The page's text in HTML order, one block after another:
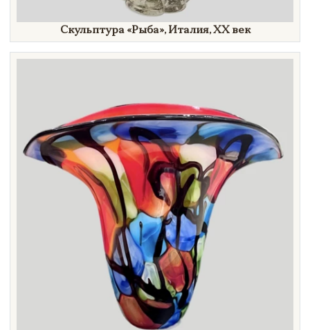
Скульптура «Рыба»,Италия, ХХ век